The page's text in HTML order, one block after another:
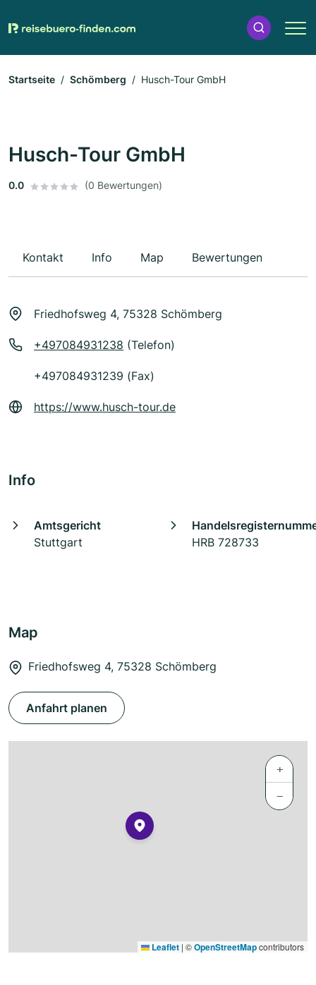
Startseite Schömberg Husch-Tour GmbH
Husch-Tour GmbH
0.0 (0 Bewertungen)
Kontakt Info Map Bewertungen
Friedhofsweg 4, 75328 Schömberg
+497084931238 (Telefon)
+497084931239 (Fax)
https://www.husch-tour.de
Info
Amtsgericht
Stuttgart
HRB 728733
Map
Friedhofsweg 4, 75328 Schömberg
Anfahrt planen
+
−
Leaflet | ©OpenStreetMapcontributors